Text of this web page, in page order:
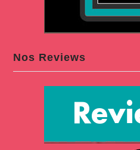
Nos Reviews